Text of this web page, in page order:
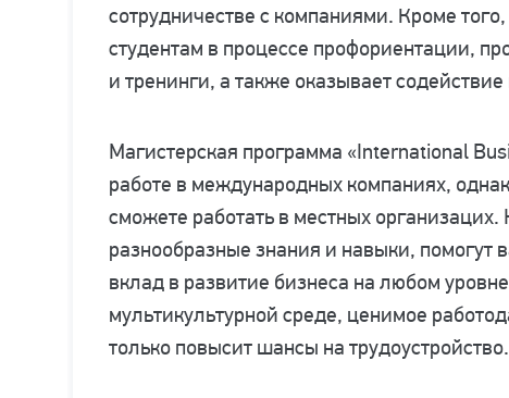
сотрудничестве с компаниями. Кроме
студентам в процессе профориентации,
и тренинги, а также оказывает
Магистерская программа «International
работе в международных компаниях,
сможете работать в местных
разнообразные знания и навыки, помогут
вклад в развитие бизнеса на любом
мультикультурной среде, ценимое
только повысит шансы на трудоустройство.